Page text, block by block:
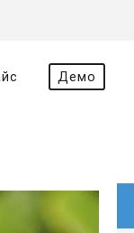
Демо